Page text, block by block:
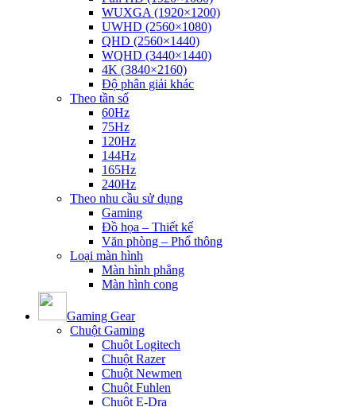
WUXGA (1920×1200)
UWHD (2560×1080)
QHD (2560×1440)
WQHD (3440×1440)
4K (3840×2160)
Độ phân giải khác
Theo tần số
60Hz
75Hz
120Hz
144Hz
165Hz
240Hz
Theo nhu cầu sử dụng
Gaming
Đồ họa – Thiết kế
Văn phòng – Phổ thông
Loại màn hình
Màn hình phẳng
Màn hình cong
Gaming Gear
Chuột Gaming
Chuột Logitech
Chuột Razer
Chuột Newmen
Chuột Fuhlen
Chuột E-Dra